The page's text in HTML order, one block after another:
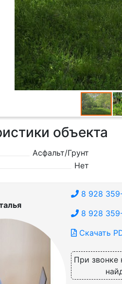
объекта
Асфальт/Грунт
Нет
8 928 359-
8 928 359-
Скачать
При звонке